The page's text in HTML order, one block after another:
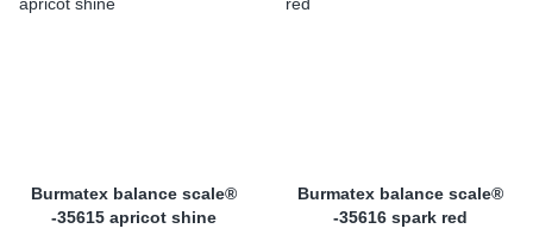
Burmatex balance scale®
-35615 apricot shine
Burmatex balance scale®
-35616 spark red